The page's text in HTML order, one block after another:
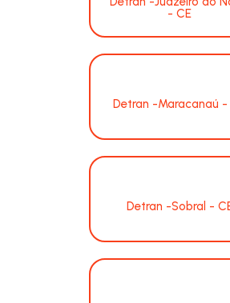
- CE
Detran -Maracanaú -
Detran -Sobral -